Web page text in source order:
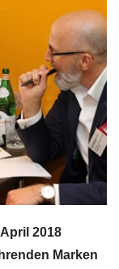
2018
Marken